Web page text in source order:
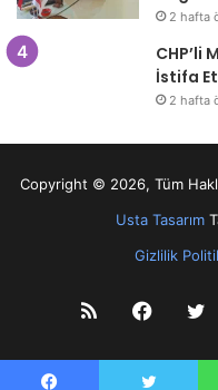
2 hafta
CHP’li
İstifa
2 hafta
Copyright © 2026, Tüm
Usta Tasarım
Gizlilik
RSS